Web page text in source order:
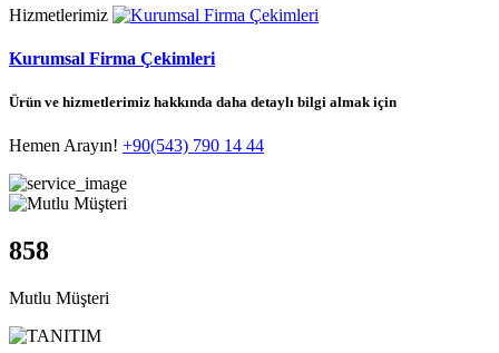
Hizmetlerimiz
Kurumsal Firma Çekimleri
Ürün ve hizmetlerimiz hakkında daha detaylı bilgi almak için
Hemen Arayın! +90(543) 790 14 44
858
Mutlu Müşteri